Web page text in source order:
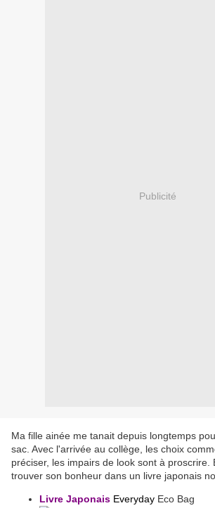
Publicité
Ma fille ainée me tanait depuis longtemps
sac. Avec l'arrivée au collège, les choix
préciser, les impairs de look sont à proscrire.
trouver son bonheur dans un livre japonais
Livre Japonais Everyday Eco Bag